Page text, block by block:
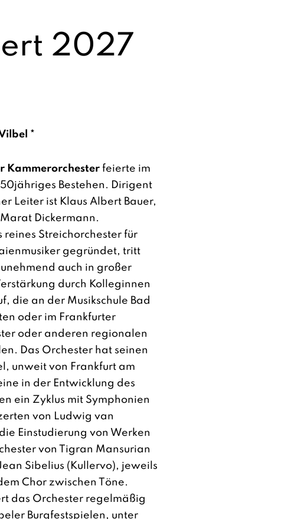
2027
*
Kammerorchesterfeierte im
Bestehen. Dirigent
Leiterist Klaus Albert Bauer,
Dickermann.
reines Streichorchester für
gegründet, tritt
auch in großer
durch Kolleginnen
die an der Musikschule Bad
oder im Frankfurter
oder anderen regionalen
Das Orchester hat seinen
unweit von Frankfurt am
in der Entwicklung des
ein Zyklus mit Symphonien
von Ludwig van
Einstudierung von Werken
von Tigran Mansurian
Sibelius (Kullervo), jeweils
Chor zwischen Töne.
das Orchester regelmäßig
Burgfestspielen, unter